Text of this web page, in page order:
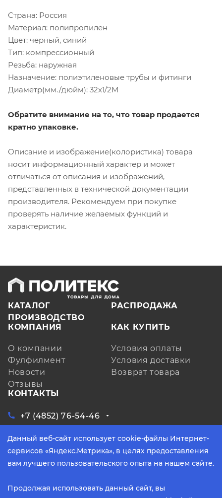
Страна: Россия
Материал: полипропилен
Цвет: черный, синий
Тип: компрессионный
Резьба: наружная
Назначение: полиэтиленовые трубы и фитинги
Диаметр(мм./дюйм): 32х1/2M
Обратите внимание на то, что товар продается
кратно упаковке.
Описание и изображение(колористика) товара
носит информационный характер и может
отличаться от описания и изображений,
представленных в технической документации
производителя. Рекомендуем при покупке
проверять наличие желаемых функций и
характеристик.
КАТАЛОГ
РАСПРОДАЖА
ПРОИЗВОДСТВО
КОМПАНИЯ
О компании
Фулфилмент
Новости
Отзывы
КАК КУПИТЬ
Условия оплаты
Условия доставки
Возврат товара
КОНТАКТЫ
+7 (4852) 76-54-46
Ярославская обл, д. Кузнечиха, ул.
Индустриальная, д. 6, лит. А, оф. 3
пн - пт, с 9:00 до 17:30 (по МСК)
Данный веб-сайт использует cookie-файлы Интернет-
сервисов «Яндекс.Метрика», в целях предоставления
вам лучшего пользовательского опыта на нашем сайте.
Продолжая использовать данный сайт, вы